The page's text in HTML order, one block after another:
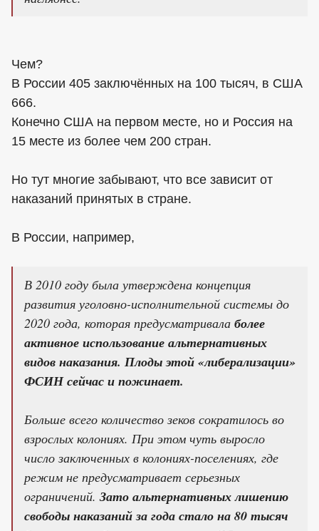
Чем?
В России 405 заключённых на 100 тысяч, в США
666.
Конечно США на первом месте, но и Россия на
15 месте из более чем 200 стран.
Но тут многие забывают, что все зависит от
наказаний принятых в стране.
В России, например,
В 2010 году была утверждена концепция
развития уголовно-исполнительной системы до
2020 года, которая предусматривала более
активное использование альтернативных
видов наказания. Плоды этой «либерализации»
ФСИН сейчас и пожинает.
Больше всего количество зеков сократилось во
взрослых колониях. При этом чуть выросло
число заключенных в колониях-поселениях, где
режим не предусматривает серьезных
ограничений. Зато альтернативных лишению
свободы наказаний за года стало на 80 тысяч